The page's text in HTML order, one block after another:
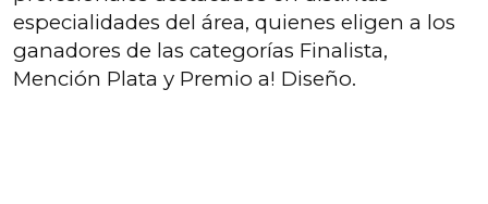
especialidades del área, quienes eligen a los
ganadores de las categorías Finalista,
Mención Plata y Premio a! Diseño.